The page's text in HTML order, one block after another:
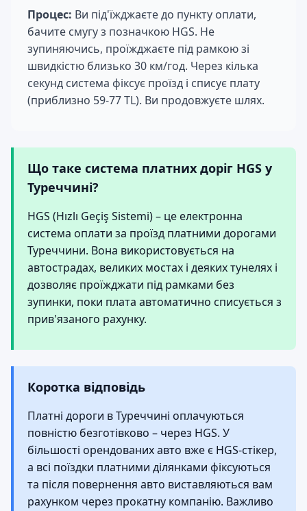
Процес: Ви під'їжджаєте до пункту оплати,
бачите смугу з позначкою HGS. Не
зупиняючись, проїжджаєте під рамкою зі
швидкістю близько 30 км/год. Через кілька
секунд система фіксує проїзд і списує плату
(приблизно 59-77 TL). Ви продовжуєте шлях.
Що таке система платних доріг HGS у
Туреччині?
HGS (Hızlı Geçiş Sistemi) – це електронна
система оплати за проїзд платними дорогами
Туреччини. Вона використовується на
автострадах, великих мостах і деяких тунелях і
дозволяє проїжджати під рамками без
зупинки, поки плата автоматично списується з
прив'язаного рахунку.
Коротка відповідь
Платні дороги в Туреччині оплачуються
повністю безготівково – через HGS. У
більшості орендованих авто вже є HGS-стікер,
а всі поїздки платними ділянками фіксуються
та після повернення авто виставляються вам
рахунком через прокатну компанію. Важливо